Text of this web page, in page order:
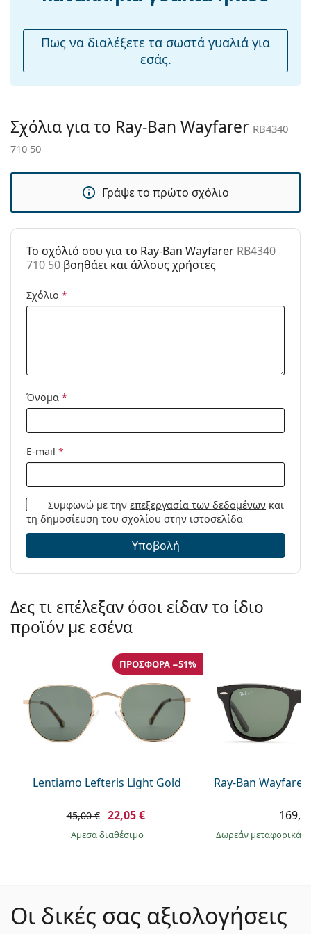
άρθρωση:
Όχι
Αξεσουάρ
Πανί
καθαρισμού:
Ναι
Άλλα
Unisex
Χρήση:
Μόδα
Προϊόντος /
Πως να διαλέξετε τα σωστά γυαλιά για
εσάς.
Σχόλια για το Ray-Ban Wayfarer RB4340
710 50
Γράψε το πρώτο σχόλιο
To σχόλιό σου για το Ray-Ban Wayfarer RB4340
710 50 βοηθάει και άλλους χρήστες
Σχόλιο *
Όνομα *
E-mail *
Συμφωνώ με τηνεπεξεργασία των δεδομένων και
τη δημοσίευση του σχολίου στην ιστοσελίδα
Υποβολή
Δες τι επέλεξαν όσοι είδαν το ίδιο
προϊόν με εσένα
Lentiamo Lefteris Light Gold
ΠΡΟΣΦΟΡΆ −51%
45,00 € 22,05 €
άμεσα διαθέσιμο
Ray-Ban Wayfarer
Δωρεάν μεταφορικά
Οι δικές σας αξιολογήσεις